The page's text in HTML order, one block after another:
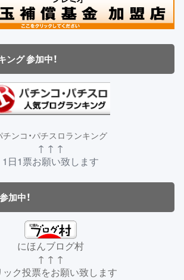
ング 参加中！
チンコ・パチスロランキング
↑ ↑ ↑
1日1票お願い致します
加中！
にほんブログ村
↑ ↑ ↑
ック投票をお願い致します